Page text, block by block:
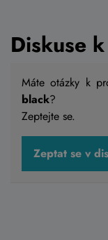
Diskuse
Máte otázky k
black?
Zeptejte se.
Zeptat se v